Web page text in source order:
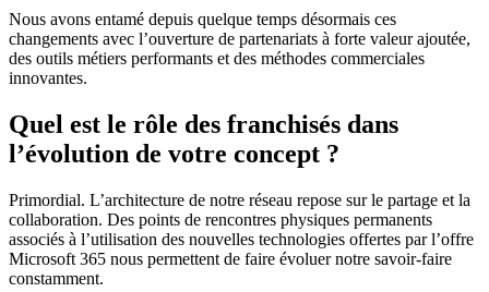
Nous avons entamé depuis quelque temps désormais ces
changements avec l’ouverture de partenariats à forte valeur ajoutée,
des outils métiers performants et des méthodes commerciales
innovantes.
Quel est le rôle des franchisés dans
l’évolution de votre concept ?
Primordial. L’architecture de notre réseau repose sur le partage et la
collaboration. Des points de rencontres physiques permanents
associés à l’utilisation des nouvelles technologies offertes par l’offre
Microsoft 365 nous permettent de faire évoluer notre savoir-faire
constamment.